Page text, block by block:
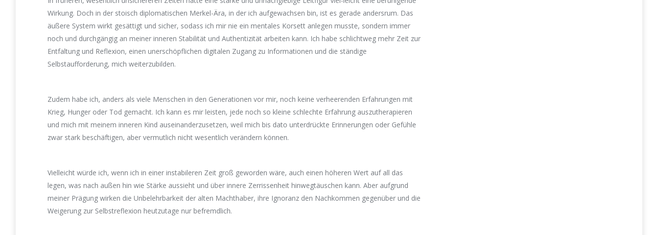
Wirkung. Doch in der stoisch diplomatischen Merkel-Ära, in der ich aufgewachsen bin, ist es gerade andersrum. Das
äußere System wirkt gesättigt und sicher, sodass ich mir nie ein mentales Korsett anlegen musste, sondern immer
noch und durchgängig an meiner inneren Stabilität und Authentizität arbeiten kann. Ich habe schlichtweg mehr Zeit zur
Entfaltung und Reflexion, einen unerschöpflichen digitalen Zugang zu Informationen und die ständige
Selbstaufforderung, mich weiterzubilden.
Zudem habe ich, anders als viele Menschen in den Generationen vor mir, noch keine verheerenden Erfahrungen mit
Krieg, Hunger oder Tod gemacht. Ich kann es mir leisten, jede noch so kleine schlechte Erfahrung auszutherapieren
und mich mit meinem inneren Kind auseinanderzusetzen, weil mich bis dato unterdrückte Erinnerungen oder Gefühle
zwar stark beschäftigen, aber vermutlich nicht wesentlich verändern können.
Vielleicht würde ich, wenn ich in einer instabileren Zeit groß geworden wäre, auch einen höheren Wert auf all das
legen, was nach außen hin wie Stärke aussieht und über innere Zerrissenheit hinwegtäuschen kann. Aber aufgrund
meiner Prägung wirken die Unbelehrbarkeit der alten Machthaber, ihre Ignoranz den Nachkommen gegenüber und die
Weigerung zur Selbstreflexion heutzutage nur befremdlich.